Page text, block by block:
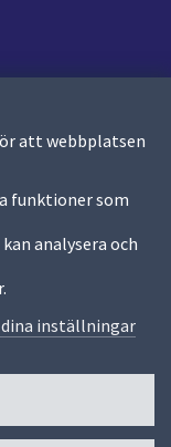
att webbplatsen
funktioner som
analysera och
dina inställningar